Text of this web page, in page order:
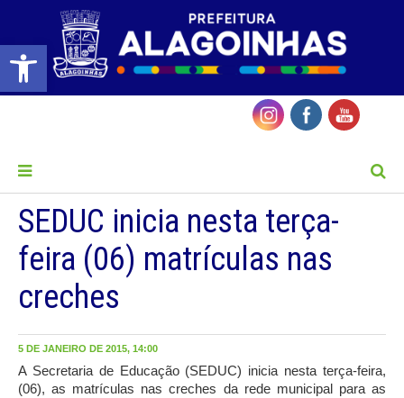
Barra de Ferramentas Aberta
SEDUC inicia nesta terça-
feira (06) matrículas nas
creches
5 DE JANEIRO DE 2015, 14:00
A Secretaria de Educação (SEDUC) inicia nesta terça-feira,
(06), as matrículas nas creches da rede municipal para as